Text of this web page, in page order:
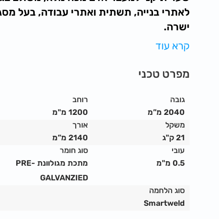
לאתרי בנייה, תשתית ואתרי עבודה, בעל
ישרה.
השער ניתן לנעילה ואפשר לשלבו בכל נקודה
השער ניתן לנעילה ואפשר לשלבו בכל נקודה
מיוצר על פי התקן האירופאי לאתרי עבודה.
קרא עוד
מפרט טכני
גובה
2040 מ”מ
רוחב
1200 מ"מ
משקל
21 ק"ג
אורך
2140 מ”מ
עובי
0.5 מ"מ
סוג חומר
מתכת מגולוונת PRE-
GALVANZIED
סוג הלחמה
Smartweld